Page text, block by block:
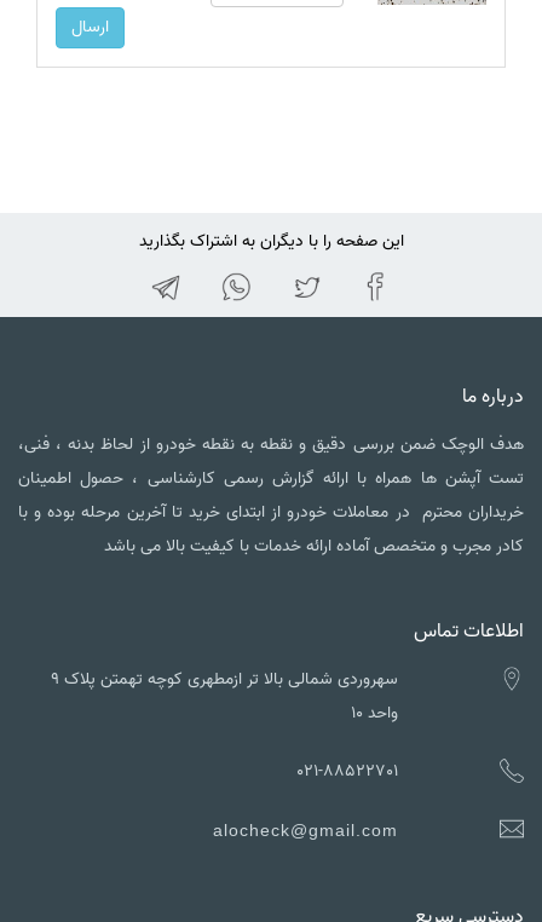
این صفحه را با دیگران به اشتراک بگذارید
درباره ما
هدف الوچک ضمن بررسی دقیق و نقطه به نقطه خودرو از لحاظ بدنه ، فنی،
تست آپشن ها همراه با ارائه گزارش رسمی کارشناسی ، حصول اطمینان
خریداران محترم در معاملات خودرو از ابتدای خرید تا آخرین مرحله بوده و با
کادر مجرب و متخصص آماده ارائه خدمات با کیفیت بالا می باشد
اطلاعات تماس
سهروردی شمالی بالا تر ازمطهری کوچه تهمتن پلاک ۹
واحد ۱۰
021-88522701
alocheck@gmail.com